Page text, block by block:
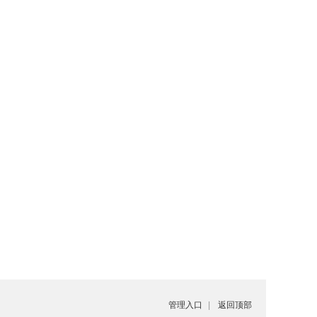
管理入口 | 返回顶部